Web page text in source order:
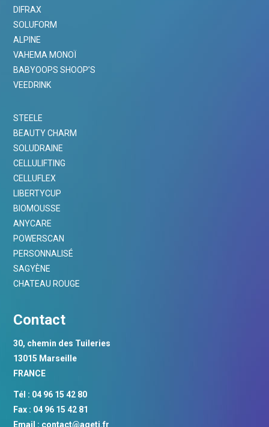
DIFRAX
SOLUFORM
ALPINE
VAHEMA MONOÏ
BABYOOPS SHOOP’S
VEEDRINK
STEELE
BEAUTY CHARM
SOLUDRAINE
CELLULIFTING
CELLUFLEX
LIBERTYCUP
BIOMOUSSE
ANYCARE
POWERSCAN
PERSONNALISÉ
SAGYÈNE
CHATEAU ROUGE
Contact
30, chemin des Tuileries
13015 Marseille
FRANCE
Tél : 04 96 15 42 80
Fax : 04 96 15 42 81
Email : contact@ageti.fr